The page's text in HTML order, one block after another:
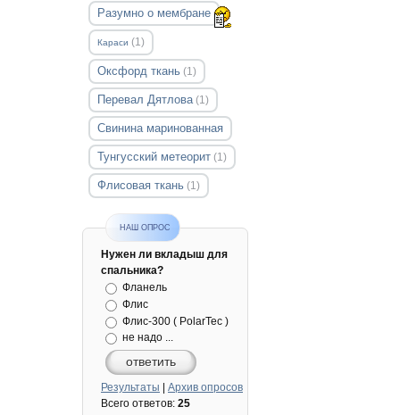
Разумно о мембране
Караси (1)
Оксфорд ткань (1)
Перевал Дятлова(1)
Свинина маринованная
Тунгусский метеорит (1)
Флисовая ткань (1)
НАШ ОПРОС
Нужен ли вкладыш для
спальника?
Фланель
Флис
Флис-300 ( PolarTec )
не надо ...
ответить
Результаты
Архив опросов
Всего ответов: 25